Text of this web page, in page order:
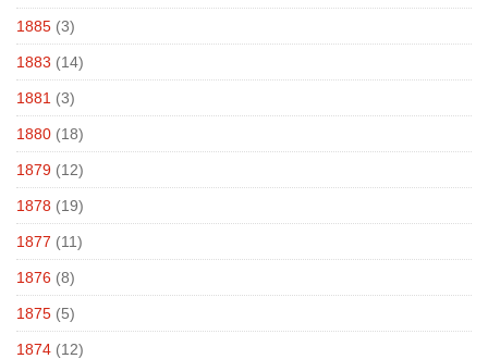
1885 (3)
1883 (14)
1881 (3)
1880 (18)
1879 (12)
1878 (19)
1877 (11)
1876 (8)
1875 (5)
1874 (12)